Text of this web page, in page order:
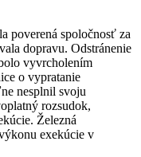
poverená spoločnosť za
dopravu. Odstránenie
vyvrcholením
o vypratanie
nesplnil svoju
rozsudok,
Železná
exekúcie v